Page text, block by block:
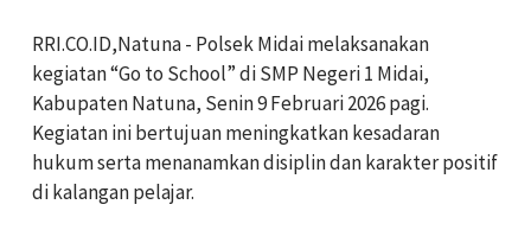
RRI.CO.ID,Natuna - Polsek Midai melaksanakan
kegiatan “Go to School” di SMP Negeri 1 Midai,
Kabupaten Natuna, Senin 9 Februari 2026 pagi.
Kegiatan ini bertujuan meningkatkan kesadaran
hukum serta menanamkan disiplin dan karakter positif
di kalangan pelajar.